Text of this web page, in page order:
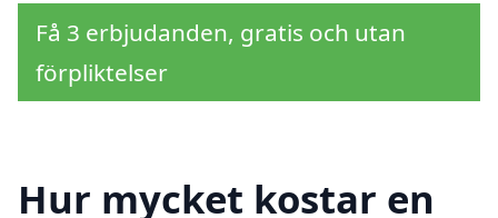
Få 3 erbjudanden, gratis och utan
förpliktelser
Hur mycket kostar en